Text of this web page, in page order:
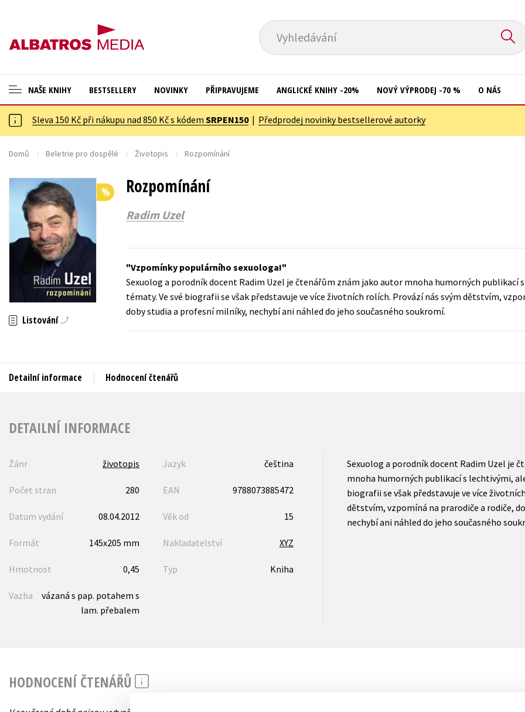
Vyhledávání
NAŠE KNIHY
ANGLICKÉ KNIHY -20 %
NOVÝ VÝPRODEJ -70 %
ASTERIX S DÁRKEM
🎁DÁRKOVÉ PUBLIKACE
✉️ DÁRKOVÉ POUKAZY
Auto - moto
Beletrie pro děti
Cestování
Dárkové publikace
Digitální fotografie
Esoterika a duchovní svět
Hobby
Jazyky
Populárně - naučné pro děti
Předškoláci
Příroda a zahrada
Young adult (SK)
Zahraniční literatura
BESTSELLERY NOVINKY PŘIPRAVUJEME ANGLICKÉ KNIHY -20% NOVÝ VÝPRODEJ -70 % O NÁS
Sleva 150 Kč při nákupu nad 850 Kč s kódem SRPEN150| Předprodej novinky bestsellerové autorky
Domů Beletrie pro dospělé Životopis Rozpomínání
Rozpomínání
Radim Uzel
%
Listování
Vzpomínky populárního sexuologa!
Sexuolog a porodník docent Radim Uzel je čtenářům znám jako autor mnoha humorných publikací
tématy. Ve své biografii se však představuje ve více životních rolích. Provází nás svým dětstvím,
doby studia a profesní milníky, nechybí ani náhled do jeho současného soukromí.
Detailní informace Hodnocení čtenářů
DETAILNÍ INFORMACE
Žánr životopis Jazyk čeština
Počet stran 280 EAN 9788073885472
Datum vydání 08.04.2012 Věk od 15
Formát 145x205 mm Nakladatelství XYZ
Hmotnost 0,45 Typ Kniha
Vazba
vázaná s pap. potahem s
lam. přebalem
Sexuolog a porodník docent Radim Uzel je
mnoha humorných publikací s lechtivými,
biografii se však představuje ve více
dětstvím, vzpomíná na prarodiče a rodiče,
nechybí ani náhled do jeho současného
HODNOCENÍ ČTENÁŘŮ